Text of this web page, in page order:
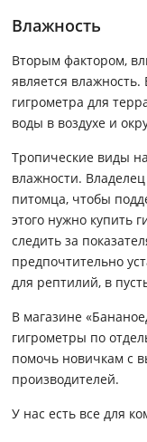
Влажность
Вторым фактором,
является
гигрометра для
воды в воздухе и
Тропические виды
влажности.
питомца, чтобы
этого нужно купить
следить за
предпочтительно
для рептилий, в
В магазине
гигрометры по
помочь новичкам с
производителей.
У нас есть все для